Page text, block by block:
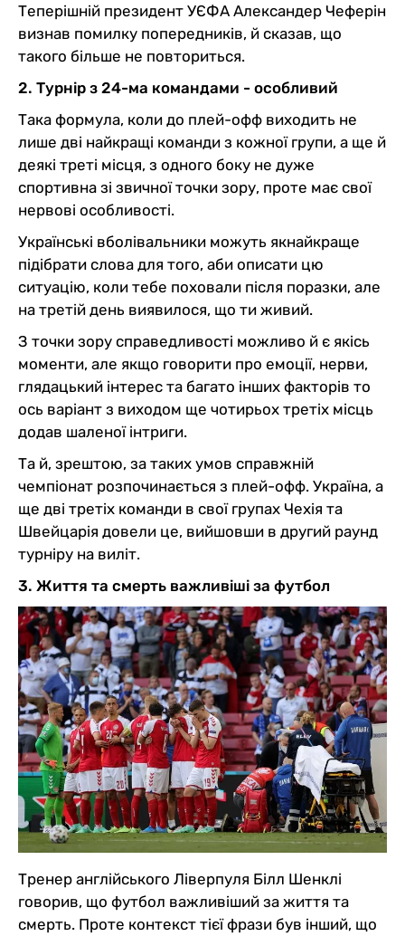
Теперішній президент УЄФА Александер Чеферін
визнав помилку попередників, й сказав, що
такого більше не повториться.
2. Турнір з 24-ма командами - особливий
Така формула, коли до плей-офф виходить не
лише дві найкращі команди з кожної групи, а ще й
деякі треті місця, з одного боку не дуже
спортивна зі звичної точки зору, проте має свої
нервові особливості.
Українські вболівальники можуть якнайкраще
підібрати слова для того, аби описати цю
ситуацію, коли тебе поховали після поразки, але
на третій день виявилося, що ти живий.
З точки зору справедливості можливо й є якісь
моменти, але якщо говорити про емоції, нерви,
глядацький інтерес та багато інших факторів то
ось варіант з виходом ще чотирьох третіх місць
додав шаленої інтриги.
Та й, зрештою, за таких умов справжній
чемпіонат розпочинається з плей-офф. Україна, а
ще дві третіх команди в свої групах Чехія та
Швейцарія довели це, вийшовши в другий раунд
турніру на виліт.
3. Життя та смерть важливіші за футбол
Тренер англійського Ліверпуля Білл Шенклі
говорив, що футбол важливіший за життя та
смерть. Проте контекст тієї фрази був інший, що